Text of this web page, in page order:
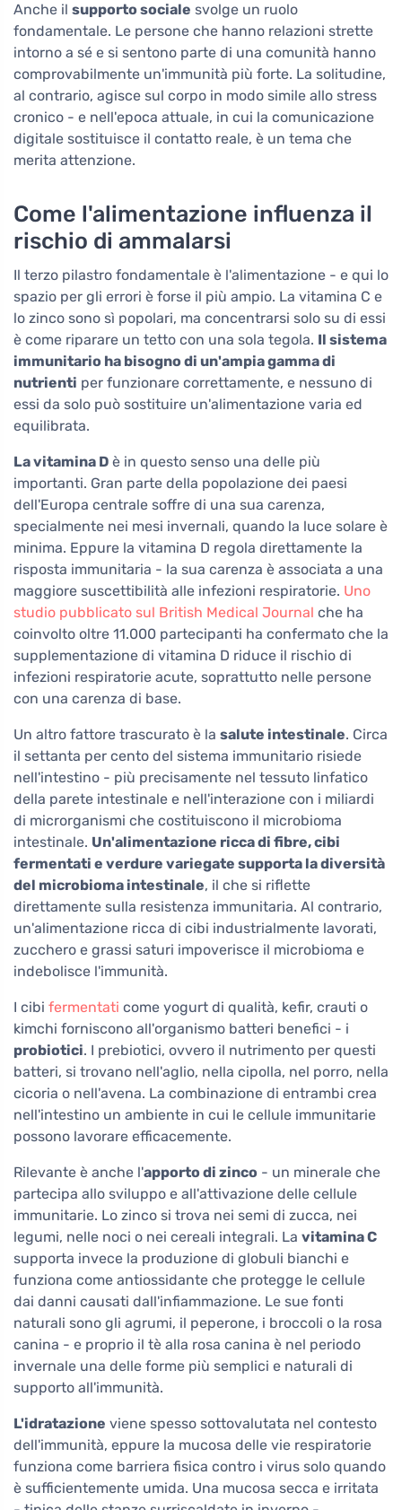
Anche il supporto sociale svolge un ruolo
fondamentale. Le persone che hanno relazioni strette
intorno a sé e si sentono parte di una comunità hanno
comprovabilmente un'immunità più forte. La solitudine,
al contrario, agisce sul corpo in modo simile allo stress
cronico - e nell'epoca attuale, in cui la comunicazione
digitale sostituisce il contatto reale, è un tema che
merita attenzione.
Come l'alimentazione influenza il
rischio di ammalarsi
Il terzo pilastro fondamentale è l'alimentazione - e qui lo
spazio per gli errori è forse il più ampio. La vitamina C e
lo zinco sono sì popolari, ma concentrarsi solo su di essi
è come riparare un tetto con una sola tegola. Il sistema
immunitario ha bisogno di un'ampia gamma di
nutrienti per funzionare correttamente, e nessuno di
essi da solo può sostituire un'alimentazione varia ed
equilibrata.
La vitamina D è in questo senso una delle più
importanti. Gran parte della popolazione dei paesi
dell'Europa centrale soffre di una sua carenza,
specialmente nei mesi invernali, quando la luce solare è
minima. Eppure la vitamina D regola direttamente la
risposta immunitaria - la sua carenza è associata a una
maggiore suscettibilità alle infezioni respiratorie. Uno
studio pubblicato sul British Medical Journal che ha
coinvolto oltre 11.000 partecipanti ha confermato che la
supplementazione di vitamina D riduce il rischio di
infezioni respiratorie acute, soprattutto nelle persone
con una carenza di base.
Un altro fattore trascurato è la salute intestinale. Circa
il settanta per cento del sistema immunitario risiede
nell'intestino - più precisamente nel tessuto linfatico
della parete intestinale e nell'interazione con i miliardi
di microrganismi che costituiscono il microbioma
intestinale. Un'alimentazione ricca di fibre, cibi
fermentati e verdure variegate supporta la diversità
del microbioma intestinale, il che si riflette
direttamente sulla resistenza immunitaria. Al contrario,
un'alimentazione ricca di cibi industrialmente lavorati,
zucchero e grassi saturi impoverisce il microbioma e
indebolisce l'immunità.
I cibi fermentati come yogurt di qualità, kefir, crauti o
kimchi forniscono all'organismo batteri benefici - i
probiotici. I prebiotici, ovvero il nutrimento per questi
batteri, si trovano nell'aglio, nella cipolla, nel porro, nella
cicoria o nell'avena. La combinazione di entrambi crea
nell'intestino un ambiente in cui le cellule immunitarie
possono lavorare efficacemente.
Rilevante è anche l'apporto di zinco - un minerale che
partecipa allo sviluppo e all'attivazione delle cellule
immunitarie. Lo zinco si trova nei semi di zucca, nei
legumi, nelle noci o nei cereali integrali. La vitamina C
supporta invece la produzione di globuli bianchi e
funziona come antiossidante che protegge le cellule
dai danni causati dall'infiammazione. Le sue fonti
naturali sono gli agrumi, il peperone, i broccoli o la rosa
canina - e proprio il tè alla rosa canina è nel periodo
invernale una delle forme più semplici e naturali di
supporto all'immunità.
L'idratazione viene spesso sottovalutata nel contesto
dell'immunità, eppure la mucosa delle vie respiratorie
funziona come barriera fisica contro i virus solo quando
è sufficientemente umida. Una mucosa secca e irritata